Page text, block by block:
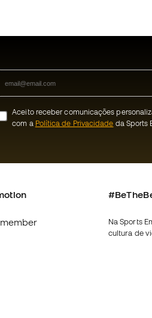
Aceito receber comunicações
com a Política de Privacidade da Sports
Na Sports
cultura de